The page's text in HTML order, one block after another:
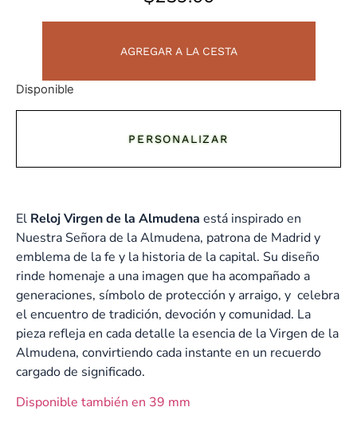
AGREGAR A LA CESTA
Disponible
PERSONALIZAR
El Reloj Virgen de la Almudena está inspirado en
Nuestra Señora de la Almudena, patrona de Madrid y
emblema de la fe y la historia de la capital. Su diseño
rinde homenaje a una imagen que ha acompañado a
generaciones, símbolo de protección y arraigo, y celebra
el encuentro de tradición, devoción y comunidad. La
pieza refleja en cada detalle la esencia de la Virgen de la
Almudena, convirtiendo cada instante en un recuerdo
cargado de significado.
Disponible también en 39 mm